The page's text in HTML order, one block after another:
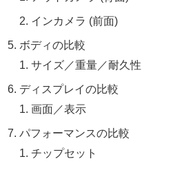
インカメラ (前面)
ボディの比較
サイズ／重量／耐久性
ディスプレイの比較
画面／表示
パフォーマンスの比較
チップセット